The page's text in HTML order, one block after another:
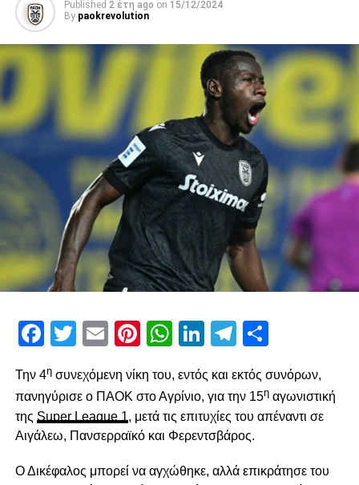
Published 2 έτη ago on 15/12/2024
By paokrevolution
Facebook
Twitter
EmailPinterest
WhatsApp
LinkedIn
Telegram
Την 4ησυνεχόμενη νίκη του, εντός και εκτός συνόρων,
πανηγύρισε ο ΠΑΟΚ στο Αγρίνιο, για την 15ηαγωνιστική
της Super League 1, μετά τις επιτυχίες του απέναντι σε
Αιγάλεω, Πανσερραϊκό και Φερεντσβάρος.
Ο Δικέφαλος μπορεί να αγχώθηκε, αλλά επικράτησε του